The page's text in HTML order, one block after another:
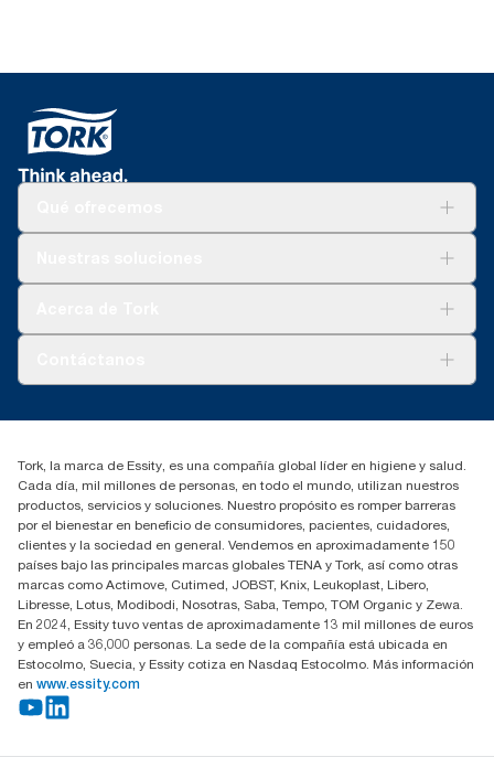
91 657 84 00
Tork, la marca de Essity, es una compañía global líder en higiene y salud.
Cada día, mil millones de personas, en todo el mundo, utilizan nuestros
productos, servicios y soluciones. Nuestro propósito es romper barreras
por el bienestar en beneficio de consumidores, pacientes, cuidadores,
clientes y la sociedad en general. Vendemos en aproximadamente 150
países bajo las principales marcas globales TENA y Tork, así como otras
marcas como Actimove, Cutimed, JOBST, Knix, Leukoplast, Libero,
Libresse, Lotus, Modibodi, Nosotras, Saba, Tempo, TOM Organic y Zewa.
En 2024, Essity tuvo ventas de aproximadamente 13 mil millones de euros
y empleó a 36,000 personas. La sede de la compañía está ubicada en
Estocolmo, Suecia, y Essity cotiza en Nasdaq Estocolmo. Más información
en www.essity.com